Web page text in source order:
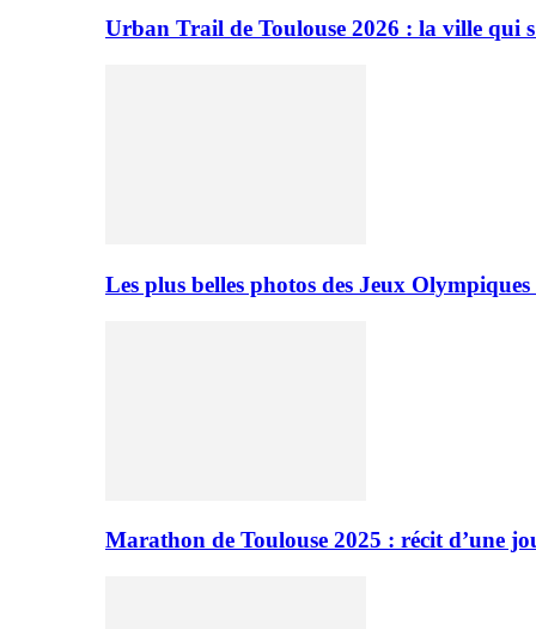
Urban Trail de Toulouse 2026 : la ville qui
Les plus belles photos des Jeux
Marathon de Toulouse 2025 : récit d’une